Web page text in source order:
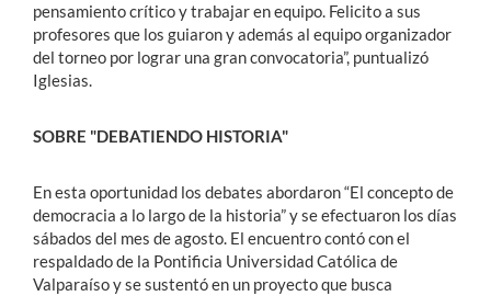
pensamiento crítico y trabajar en equipo. Felicito a sus
profesores que los guiaron y además al equipo organizador
del torneo por lograr una gran convocatoria”, puntualizó
Iglesias.
SOBRE "DEBATIENDO HISTORIA"
En esta oportunidad los debates abordaron “El concepto de
democracia a lo largo de la historia” y se efectuaron los días
sábados del mes de agosto. El encuentro contó con el
respaldado de la Pontificia Universidad Católica de
Valparaíso y se sustentó en un proyecto que busca